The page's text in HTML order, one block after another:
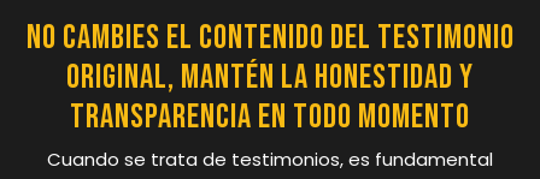
No cambies el contenido del testimonio
original, mantén la honestidad y
transparencia en todo momento
Cuando se trata de testimonios, es fundamental